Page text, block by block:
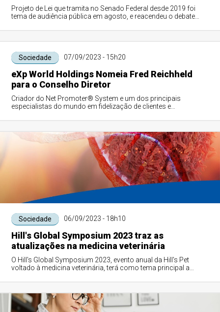
Projeto de Lei que tramita no Senado Federal desde 2019 foi
tema de audiência pública em agosto, e reacendeu o debate
Sociedade 07/09/2023 - 15h20
eXp World Holdings Nomeia Fred Reichheld
para o Conselho Diretor
Criador do Net Promoter® System e um dos principais
especialistas do mundo em fidelização de clientes e
Sociedade 06/09/2023 - 18h10
Hill's Global Symposium 2023 traz as
atualizações na medicina veterinária
O Hill's Global Symposium 2023, evento anual da Hill's Pet
voltado à medicina veterinária, terá como tema principal a